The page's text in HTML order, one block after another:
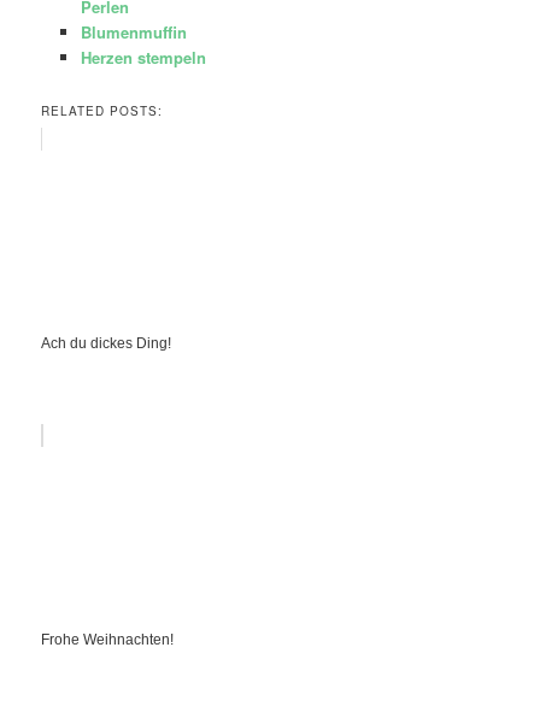
Perlen
Blumenmuffin
Herzen stempeln
RELATED POSTS:
Ach du dickes Ding!
Frohe Weihnachten!